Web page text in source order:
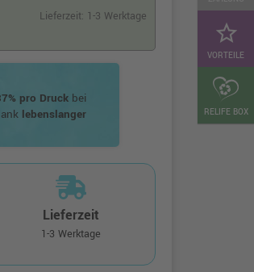
star_border
VORTEILE
RELIFE BOX
Lieferzeit: 1-3 Werktage
pro Druck bei
lebenslanger
Lieferzeit
1-3 Werktage